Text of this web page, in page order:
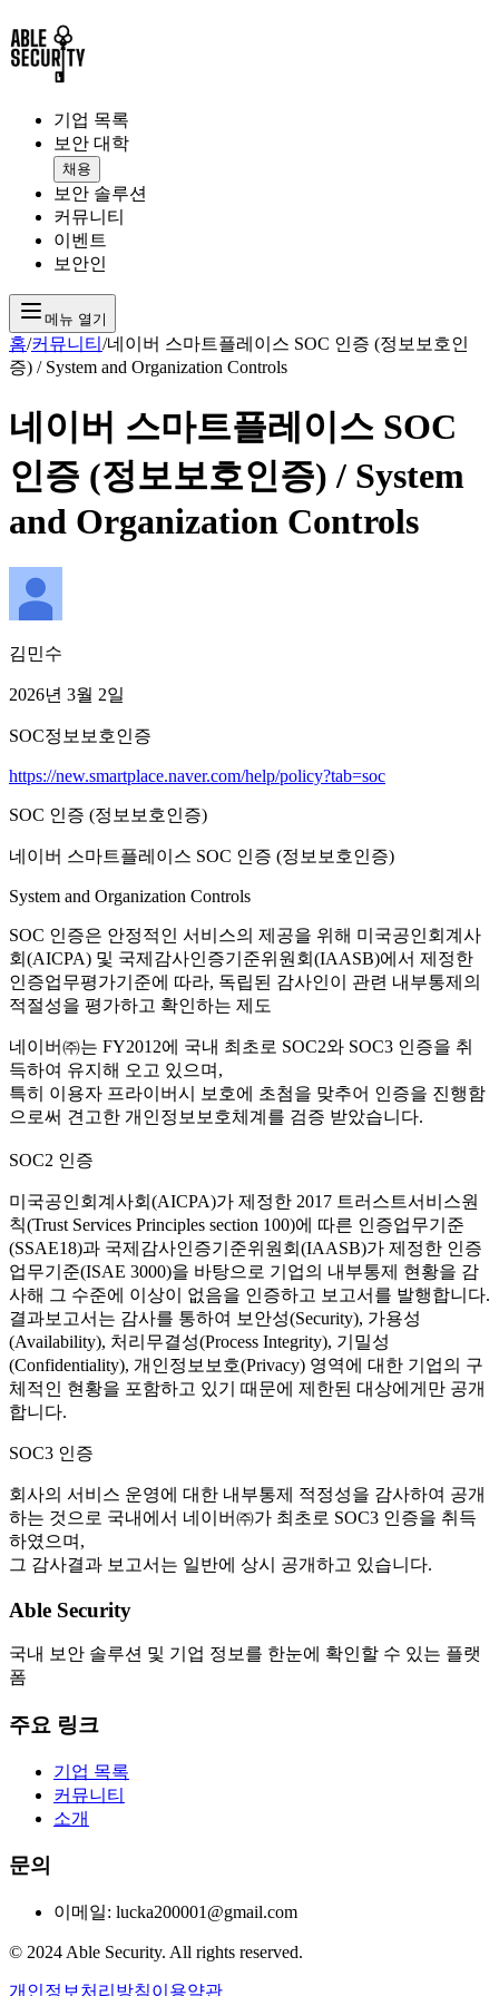
기업 목록
보안 대학
채용
보안 솔루션
커뮤니티
이벤트
보안인
메뉴 열기
홈/커뮤니티 /네이버 스마트플레이스 SOC 인증 (정보보호인
증) / System and Organization Controls
네이버 스마트플레이스 SOC
인증 (정보보호인증) / System
and Organization Controls
김민수
2026년 3월 2일
SOC정보보호인증
https://new.smartplace.naver.com/help/policy?tab=soc
SOC 인증 (정보보호인증)
네이버 스마트플레이스 SOC 인증 (정보보호인증)
System and Organization Controls
SOC 인증은 안정적인 서비스의 제공을 위해 미국공인회계사
회(AICPA) 및 국제감사인증기준위원회(IAASB)에서 제정한
인증업무평가기준에 따라, 독립된 감사인이 관련 내부통제의
적절성을 평가하고 확인하는 제도
네이버㈜는 FY2012에 국내 최초로 SOC2와 SOC3 인증을 취
득하여 유지해 오고 있으며,
특히 이용자 프라이버시 보호에 초첨을 맞추어 인증을 진행함
으로써 견고한 개인정보보호체계를 검증 받았습니다.
SOC2 인증
미국공인회계사회(AICPA)가 제정한 2017 트러스트서비스원
칙(Trust Services Principles section 100)에 따른 인증업무기준
(SSAE18)과 국제감사인증기준위원회(IAASB)가 제정한 인증
업무기준(ISAE 3000)을 바탕으로 기업의 내부통제 현황을 감
사해 그 수준에 이상이 없음을 인증하고 보고서를 발행합니다.
결과보고서는 감사를 통하여 보안성(Security), 가용성
(Availability), 처리무결성(Process Integrity), 기밀성
(Confidentiality), 개인정보보호(Privacy) 영역에 대한 기업의 구
체적인 현황을 포함하고 있기 때문에 제한된 대상에게만 공개
합니다.
SOC3 인증
회사의 서비스 운영에 대한 내부통제 적정성을 감사하여 공개
하는 것으로 국내에서 네이버㈜가 최초로 SOC3 인증을 취득
하였으며,
그 감사결과 보고서는 일반에 상시 공개하고 있습니다.
Able Security
국내 보안 솔루션 및 기업 정보를 한눈에 확인할 수 있는 플랫
폼
주요 링크
기업 목록
커뮤니티
소개
문의
이메일: lucka200001@gmail.com
© 2024 Able Security. All rights reserved.
개인정보처리방침이용약관